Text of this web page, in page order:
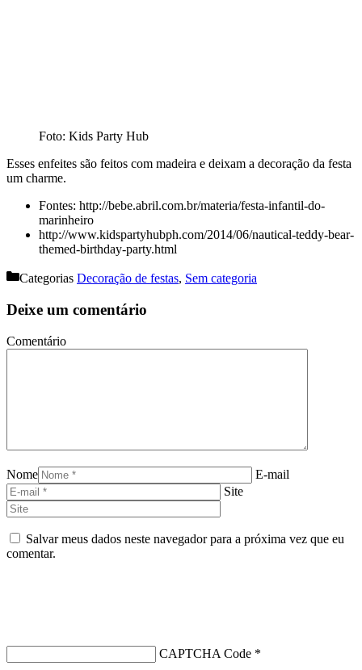
Foto: Kids Party Hub
Esses enfeites são feitos com madeira e deixam a decoração da festa
um charme.
Fontes: http://bebe.abril.com.br/materia/festa-infantil-do-
marinheiro
http://www.kidspartyhubph.com/2014/06/nautical-teddy-bear-
themed-birthday-party.html
Categorias Decoração de festas, Sem categoria
Deixe um comentário
Comentário
Nome
E-mail
Site
Salvar meus dados neste navegador para a próxima vez que eu
comentar.
CAPTCHA Code *